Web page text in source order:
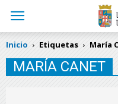
Inicio Etiquetas María
MARÍA CANET